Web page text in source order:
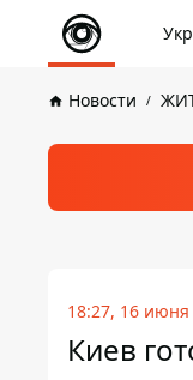
Новости
18:27, 16 июня
Киев